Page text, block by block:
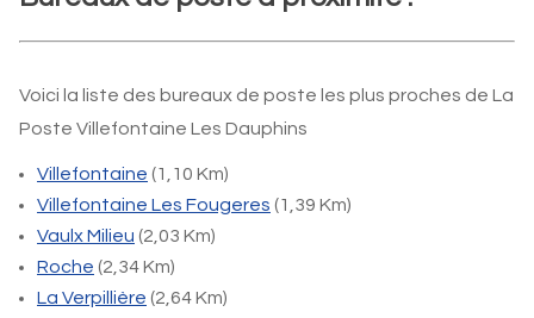
Voici la liste des bureaux de poste les plus proches de La
Poste Villefontaine Les Dauphins
Villefontaine (1,10 Km)
Villefontaine Les Fougeres (1,39 Km)
Vaulx Milieu (2,03 Km)
Roche (2,34 Km)
La Verpillière (2,64 Km)